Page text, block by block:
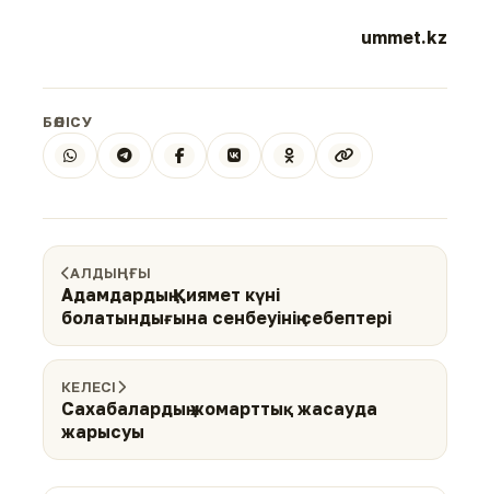
ummet.kz
БӨЛІСУ
АЛДЫҢҒЫ
Адамдардың Қиямет күні
болатындығына сенбеуінің себептері
КЕЛЕСІ
Сахабалардың жомарттық жасауда
жарысуы